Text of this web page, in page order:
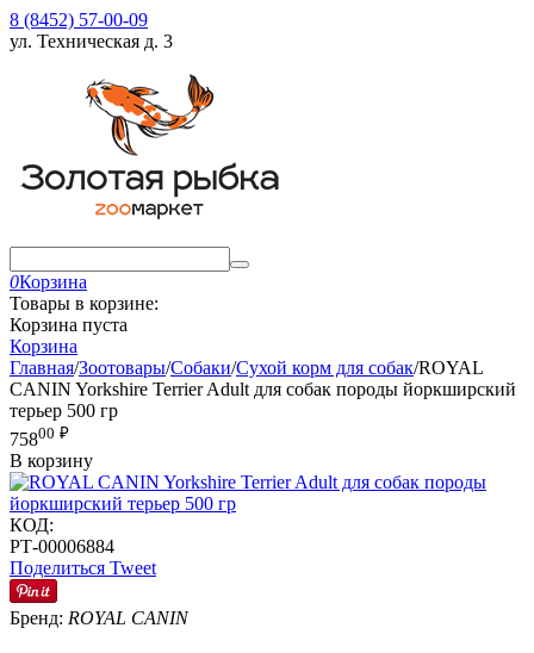
8 (8452) 57-00-09
ул. Техническая д. 3
0Корзина
Товары в корзине:
Корзина пуста
Корзина
Главная/Зоотовары/Собаки/Сухой корм для собак/ROYAL
CANIN Yorkshire Terrier Adult для собак породы йоркширский
терьер 500 гр
75800 ₽
В корзину
КОД:
РТ-00006884
Поделиться Tweet
Бренд: ROYAL CANIN